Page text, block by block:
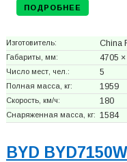
ПОДРОБНЕЕ
Изготовитель: China
Габариты, мм: 4705
Число мест, чел.: 5
Полная масса, кг: 1959
Скорость, км/ч: 180
Снаряженная масса, кг: 1584
BYD